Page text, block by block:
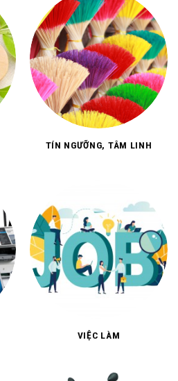
TÍN NGƯỠNG, TÂM LINH
VIỆC LÀM